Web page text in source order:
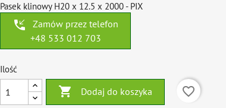
Pasek klinowy H20 x 12.5 x 2000 - PIX
phone_callback
Zamów przez telefon
+48 533 012 703
Ilość
 Dodaj do koszyka
favorite_border